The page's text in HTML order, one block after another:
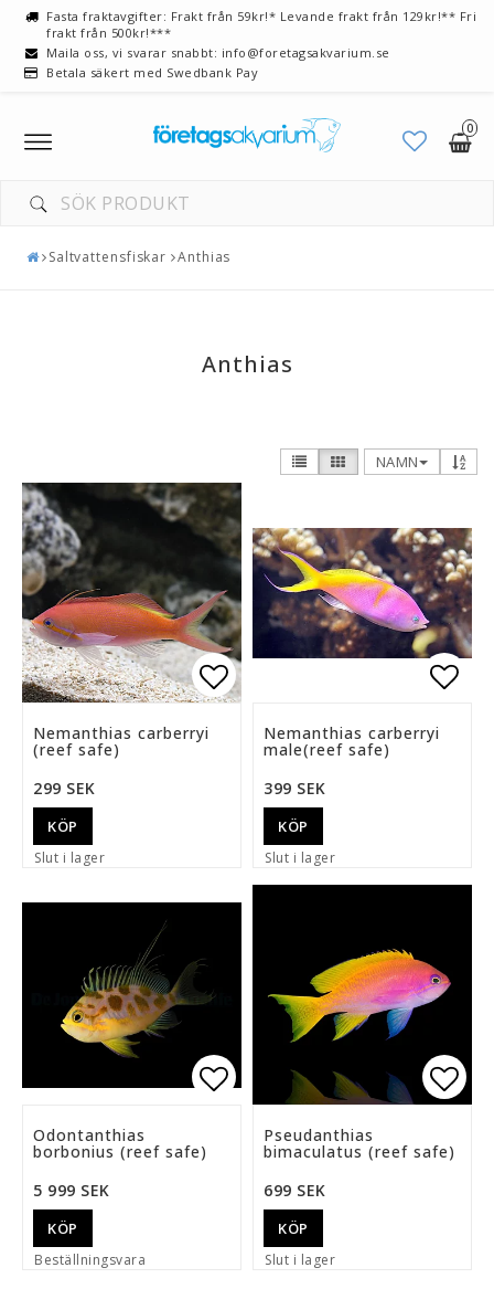
Fasta fraktavgifter: Frakt från 59kr!* Levande frakt från 129kr!** Fri
frakt från 500kr!***
Maila oss, vi svarar snabbt: info@foretagsakvarium.se
Betala säkert med Swedbank Pay
0
Toggle
navigation
Saltvattensfiskar Anthias
Anthias
NAMN
Lägg till i favoritlistan
Nemanthias carberryi
(reef safe)
299 SEK
Slut i lager
KÖP
Nemanthias carberryi
male(reef safe)
399 SEK
Slut i lager
KÖP
Lägg till i favoritlistan
Odontanthias
borbonius (reef safe)
5 999 SEK
Beställningsvara
KÖP
Pseudanthias
bimaculatus (reef safe)
699 SEK
Slut i lager
KÖP